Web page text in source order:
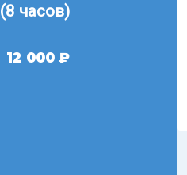
часов)
12 000 ₽